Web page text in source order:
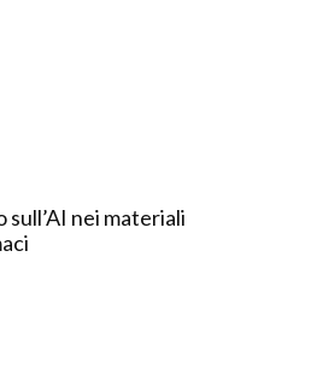
nei materiali